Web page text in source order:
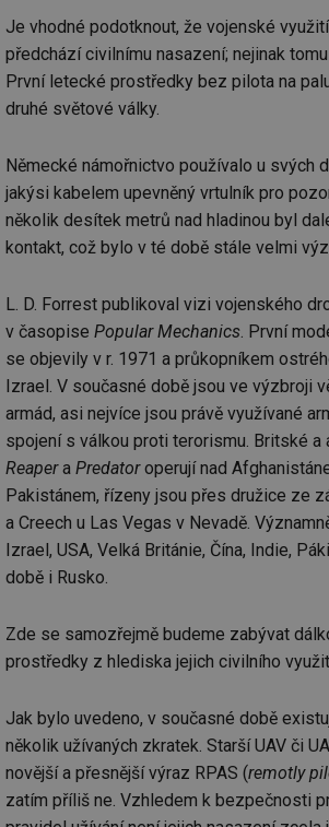
Je vhodné podotknout, že vojenské
předchází civilnímu nasazení; nejinak
První letecké prostředky bez pilota na
druhé světové války.
Německé námořnictvo používalo u svých
jakýsi kabelem upevněný vrtulník pro
několik desítek metrů nad hladinou byl
kontakt, což bylo v té době stále velmi
L. D. Forrest publikoval vizi vojenského
v časopise Popular Mechanics. První
se objevily v r. 1971 a průkopníkem
Izrael. V současné době jsou ve výzbroji
armád, asi nejvíce jsou právě využívané
spojení s válkou proti terorismu. Britské a
Reapera Predatoroperují nad
Pakistánem, řízeny jsou přes družice ze
a Creech u Las Vegas v Nevadě.
Izrael, USA, Velká Británie, Čína, Indie,
době i Rusko.
Zde se samozřejmě budeme zabývat
prostředky z hlediska jejich civilního
Jak bylo uvedeno, v současné době
několik užívaných zkratek. Starší UAV či
novější a přesnější výraz RPAS (remotly
zatím příliš ne. Vzhledem k bezpečnosti